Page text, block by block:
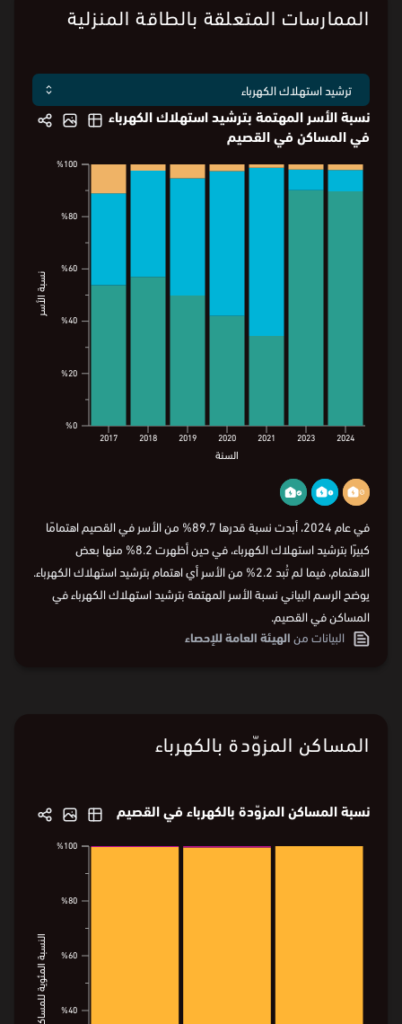
الممارسات المتعلقة بالطاقة المنزلية
نسبة الأسر المهتمة بترشيد استهلاك الكهرباء
في المساكن في القصيم
%100
%80
%60
%40
%20
%0
نسبة الأسر
2017 2018 2019 2020 2021 2023 2024
السنة
%100
%80
%60
%40
%20
%0
نسبة الأسر
في عام 2024، أبدت نسبة قدرها 89.7% من الأسر في القصيم اهتمامًا
كبيرًا بترشيد استهلاك الكهرباء، في حين أظهرت 8.2% منها بعض
الاهتمام، فيما لم تُبد 2.2% من الأسر أي اهتمام بترشيد استهلاك الكهرباء.
يوضح الرسم البياني نسبة الأسر المهتمة بترشيد استهلاك الكهرباء في
المساكن في القصيم.
البيانات منالهيئة العامة للإحصاء
المساكن المزوّدة بالكهرباء
نسبة المساكن المزوّدة بالكهرباء في القصيم
%100
%80
%60
%40 النسبة المئوية للمساكن
%100
%80
%60
%40 النسبة المئوية للمساكن